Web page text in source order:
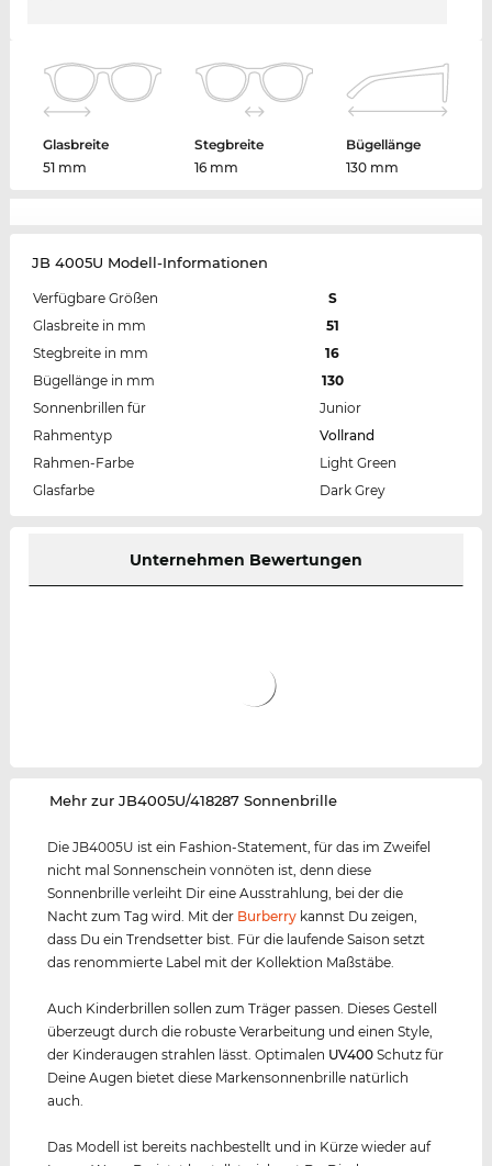
Glasbreite
51 mm
Stegbreite
16 mm
Bügellänge
130 mm
JB 4005U Modell-Informationen
Verfügbare Größen
S
Glasbreite in mm
51
Stegbreite in mm
16
Bügellänge in mm
130
Sonnenbrillen für
Junior
Rahmentyp
Vollrand
Rahmen-Farbe
Light Green
Glasfarbe
Dark Grey
Unternehmen Bewertungen
‌Mehr zur JB4005U/418287 Sonnenbrille
Die JB4005U ist ein Fashion-Statement, für das im Zweifel
nicht mal Sonnenschein vonnöten ist, denn diese
Sonnenbrille verleiht Dir eine Ausstrahlung, bei der die
Nacht zum Tag wird. Mit der Burberry kannst Du zeigen,
dass Du ein Trendsetter bist. Für die laufende Saison setzt
das renommierte Label mit der Kollektion Maßstäbe.
Auch Kinderbrillen sollen zum Träger passen. Dieses Gestell
überzeugt durch die robuste Verarbeitung und einen Style,
der Kinderaugen strahlen lässt. Optimalen UV400 Schutz für
Deine Augen bietet diese Markensonnenbrille natürlich
auch.
Das Modell ist bereits nachbestellt und in Kürze wieder auf